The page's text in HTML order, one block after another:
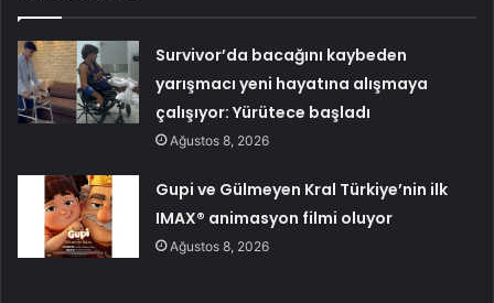
Survivor’da bacağını kaybeden
yarışmacı yeni hayatına alışmaya
çalışıyor: Yürütece başladı
Ağustos 8, 2026
Gupi ve Gülmeyen Kral Türkiye’nin ilk
IMAX® animasyon filmi oluyor
Ağustos 8, 2026